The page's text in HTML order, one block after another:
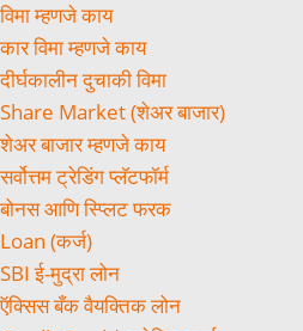
विमा म्हणजे काय
कार विमा म्हणजे काय
दीर्घकालीन दुचाकी विमा
Share Market (शेअर बाजार)
शेअर बाजार म्हणजे काय
सर्वोत्तम ट्रेडिंग प्लॅटफॉर्म
बोनस आणि स्प्लिट फरक
Loan (कर्ज)
SBI ई-मुद्रा लोन
ऍक्सिस बँक वैयक्तिक लोन